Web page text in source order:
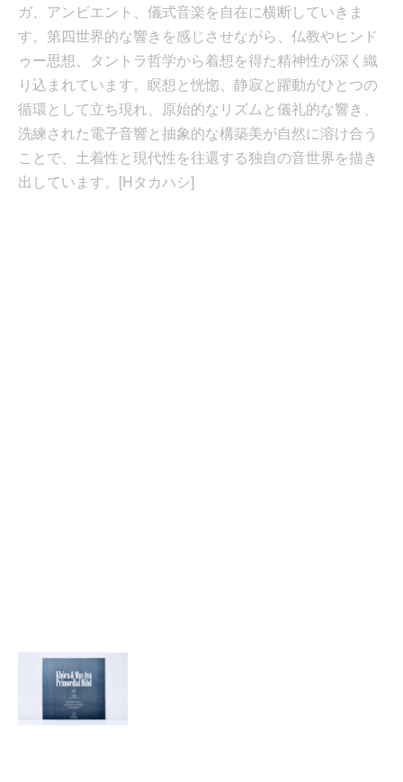
ガ、アンビエント、儀式音楽を自在に横断していきま
す。第四世界的な響きを感じさせながら、仏教やヒンド
ゥー思想、タントラ哲学から着想を得た精神性が深く織
り込まれています。瞑想と恍惚、静寂と躍動がひとつの
循環として立ち現れ、原始的なリズムと儀礼的な響き、
洗練された電子音響と抽象的な構築美が自然に溶け合う
ことで、土着性と現代性を往還する独自の音世界を描き
出しています。[Hタカハシ]